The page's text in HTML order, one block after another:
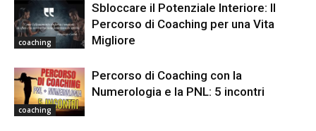
coaching
Sbloccare il Potenziale Interiore: Il
Percorso di Coaching per una Vita
Migliore
coaching
Percorso di Coaching con la
Numerologia e la PNL: 5 incontri